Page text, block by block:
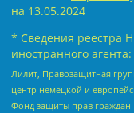
на 13.05.2024
* Сведения реестра
иностранного агента:
Лилит, Правозащитная
центр немецкой и
Фонд защиты прав граждан